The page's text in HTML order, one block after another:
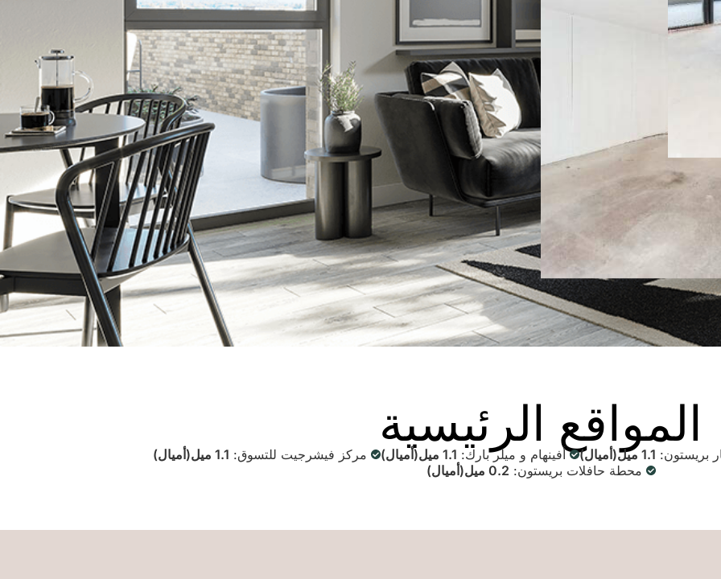
المواقع الرئيسية
بريستون: 1.1 ميل(أميال) أفينهام و ميلر بارك: 1.1 ميل(أميال) مركز فيشرجيت للتسوق: 1.1 ميل(أميال)
محطة حافلات بريستون: 0.2 ميل(أميال)